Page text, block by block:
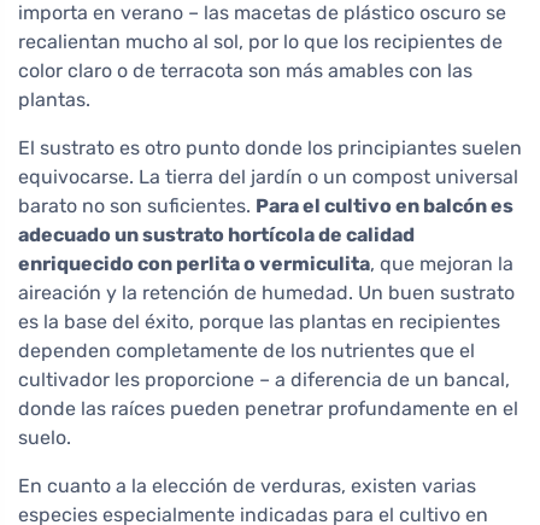
importa en verano – las macetas de plástico oscuro se
recalientan mucho al sol, por lo que los recipientes de
color claro o de terracota son más amables con las
plantas.
El sustrato es otro punto donde los principiantes suelen
equivocarse. La tierra del jardín o un compost universal
barato no son suficientes. Para el cultivo en balcón es
adecuado un sustrato hortícola de calidad
enriquecido con perlita o vermiculita, que mejoran la
aireación y la retención de humedad. Un buen sustrato
es la base del éxito, porque las plantas en recipientes
dependen completamente de los nutrientes que el
cultivador les proporcione – a diferencia de un bancal,
donde las raíces pueden penetrar profundamente en el
suelo.
En cuanto a la elección de verduras, existen varias
especies especialmente indicadas para el cultivo en